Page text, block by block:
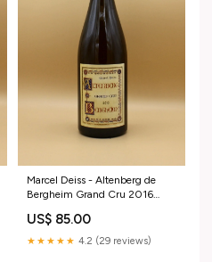
Marcel Deiss - Altenberg de
Bergheim Grand Cru 2016
US$ 85.00
★★★★★ 4.2 (29 reviews)